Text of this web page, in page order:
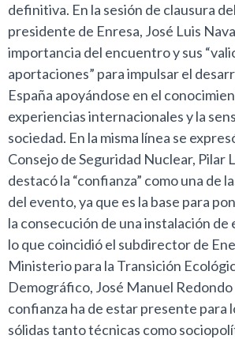
definitiva. En la sesión de clausura
presidente de Enresa, José Luis
importancia del encuentro y sus
aportaciones” para impulsar el
España apoyándose en el
experiencias internacionales y la
sociedad. En la misma línea se
Consejo de Seguridad Nuclear, Pilar
destacó la “confianza” como una de
del evento, ya que es la base para
la consecución de una instalación de
lo que coincidió el subdirector de
Ministerio para la Transición
Demográfico, José Manuel
confianza ha de estar presente para
sólidas tanto técnicas como